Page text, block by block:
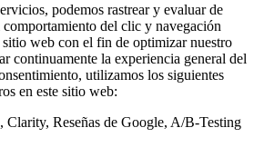
podemos rastrear y evaluar de
del clic y navegación
sitio web con el fin de optimizar nuestro
continuamente la experiencia general del
utilizamos los siguientes
en este sitio web:
Clarity, Reseñas de Google, A/B-Testing